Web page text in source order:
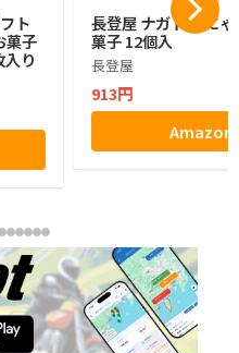
ト
菓子
り
長登屋 ナガトヤ に
菓子 12個入
長登屋
913円
Amazon